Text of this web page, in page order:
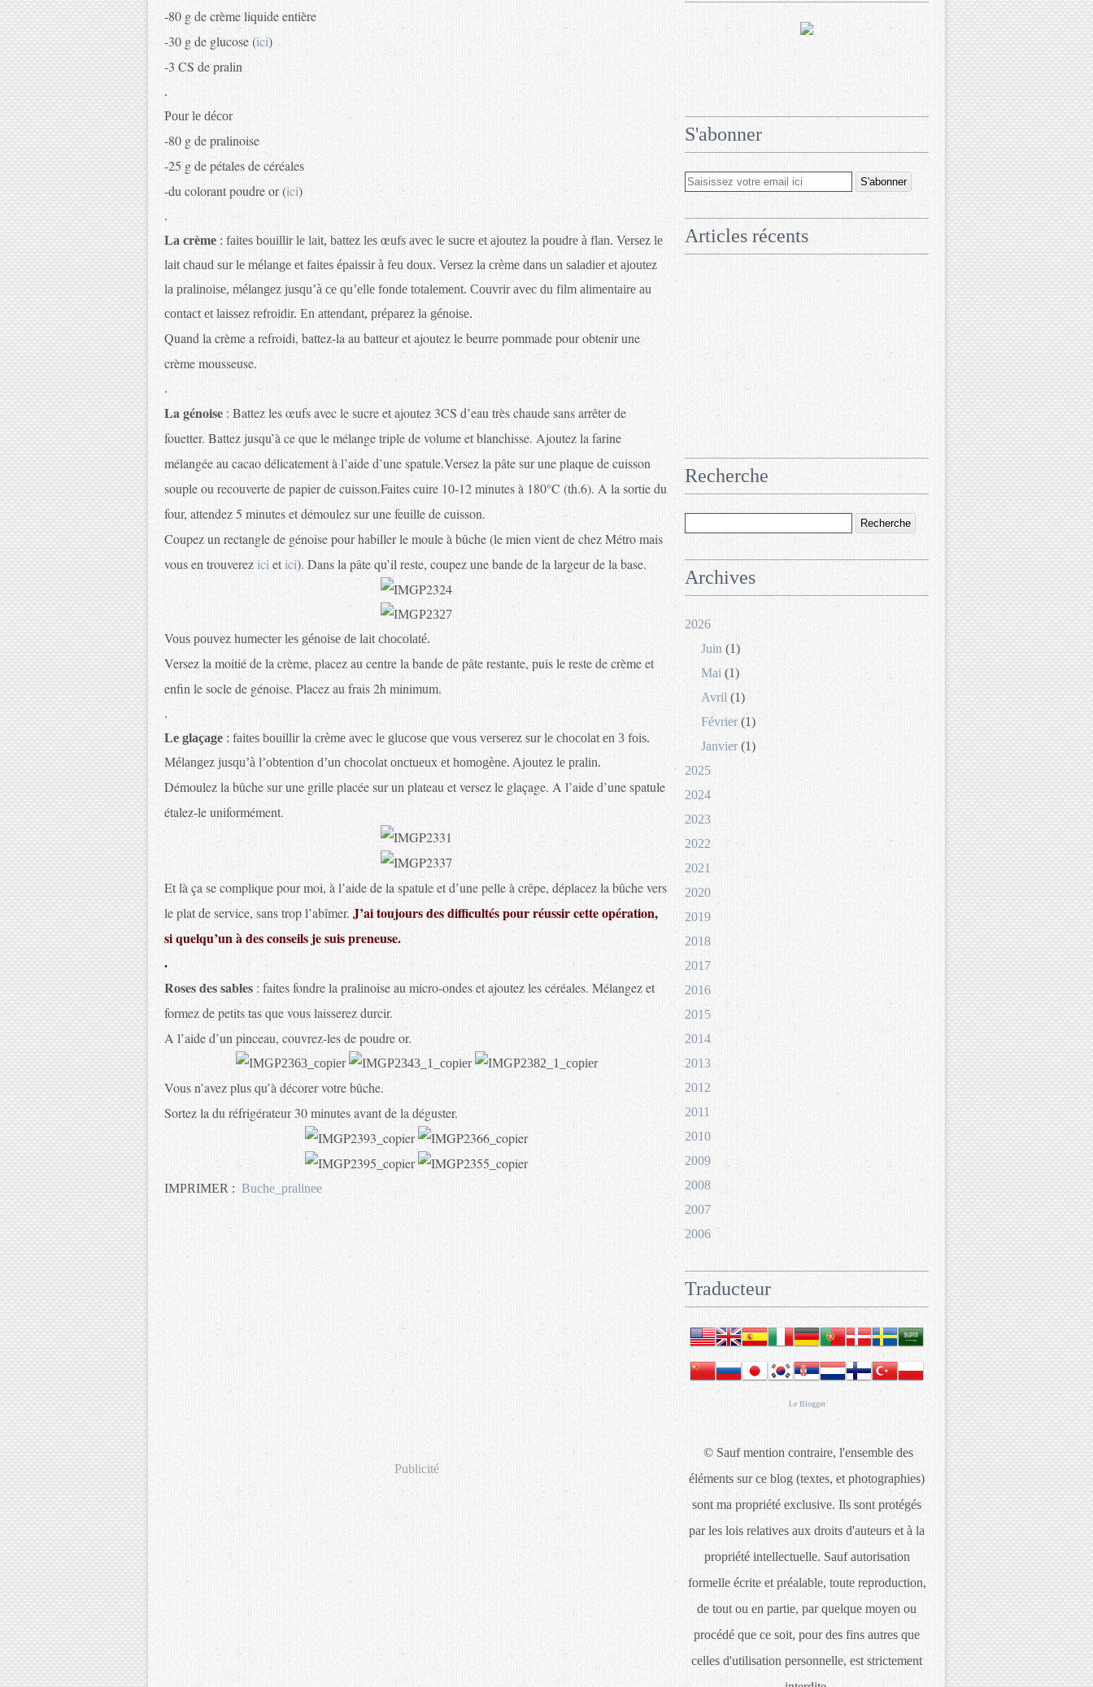
-80 g de crème liquide entière
-30 g de glucose (ici)
-3 CS de pralin
.
Pour le décor
-80 g de pralinoise
-25 g de pétales de céréales
-du colorant poudre or (ici)
.
La crème : faites bouillir le lait, battez les œufs avec le sucre et ajoutez la poudre à flan. Versez le
lait chaud sur le mélange et faites épaissir à feu doux. Versez la crème dans un saladier et ajoutez
la pralinoise, mélangez jusqu’à ce qu’elle fonde totalement. Couvrir avec du film alimentaire au
contact et laissez refroidir. En attendant, préparez la génoise.
Quand la crème a refroidi, battez-la au batteur et ajoutez le beurre pommade pour obtenir une
crème mousseuse.
.
La génoise : Battez les œufs avec le sucre et ajoutez 3CS d’eau très chaude sans arrêter de
fouetter. Battez jusqu’à ce que le mélange triple de volume et blanchisse. Ajoutez la farine
mélangée au cacao délicatement à l’aide d’une spatule.Versez la pâte sur une plaque de cuisson
souple ou recouverte de papier de cuisson.Faites cuire 10-12 minutes à 180°C (th.6). A la sortie du
four, attendez 5 minutes et démoulez sur une feuille de cuisson.
Coupez un rectangle de génoise pour habiller le moule à bûche (le mien vient de chez Métro mais
vous en trouverez ici etici). Dans la pâte qu’il reste, coupez une bande de la largeur de la base.
Vous pouvez humecter les génoise de lait chocolaté.
Versez la moitié de la crème, placez au centre la bande de pâte restante, puis le reste de crème et
enfin le socle de génoise. Placez au frais 2h minimum.
.
Le glaçage : faites bouillir la crème avec le glucose que vous verserez sur le chocolat en 3 fois.
Mélangez jusqu’à l’obtention d’un chocolat onctueux et homogène. Ajoutez le pralin.
Démoulez la bûche sur une grille placée sur un plateau et versez le glaçage. A l’aide d’une spatule
étalez-le uniformément.
Et là ça se complique pour moi, à l’aide de la spatule et d’une pelle à crêpe, déplacez la bûche vers
le plat de service, sans trop l’abîmer. J’ai toujours des difficultés pour réussir cette opération,
si quelqu’un à des conseils je suis preneuse.
.
Roses des sables : faites fondre la pralinoise au micro-ondes et ajoutez les céréales. Mélangez et
formez de petits tas que vous laisserez durcir.
A l’aide d’un pinceau, couvrez-les de poudre or.
Vous n’avez plus qu’à décorer votre bûche.
Sortez la du réfrigérateur 30 minutes avant de la déguster.
IMPRIMER : Buche_pralinee
Publicité
S'abonner
Articles récents
Recherche
Archives
2026
Juin (1)
Mai (1)
Avril (1)
Février(1)
Janvier (1)
2025
2024
2023
2022
2021
2020
2019
2018
2017
2016
2015
2014
2013
2012
2011
2010
2009
2008
2007
2006
Traducteur
Le Blogger
© Sauf mention contraire, l'ensemble des
éléments sur ce blog (textes, et photographies)
sont ma propriété exclusive. Ils sont protégés
par les lois relatives aux droits d'auteurs et à la
propriété intellectuelle. Sauf autorisation
formelle écrite et préalable, toute reproduction,
de tout ou en partie, par quelque moyen ou
procédé que ce soit, pour des fins autres que
celles d'utilisation personnelle, est strictement